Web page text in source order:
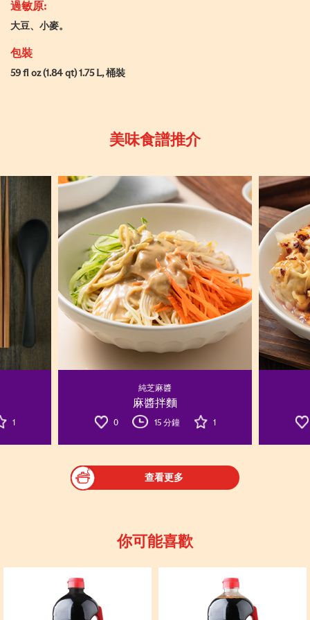
過敏原:
大豆、小麥。
包裝
59 fl oz (1.84 qt) 1.75 L, 桶裝
美味食譜推介
1
純芝麻醬
麻醬拌麵
0 15 分鐘 1
查看更多
你可能喜歡